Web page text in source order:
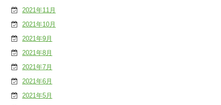
2021年11月
2021年10月
2021年9月
2021年8月
2021年7月
2021年6月
2021年5月